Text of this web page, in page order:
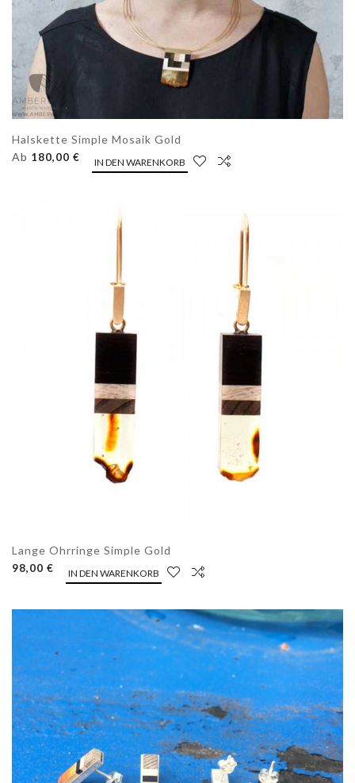
Halskette Simple Mosaik Gold
Ab 180,00 € IN DEN WARENKORB
Lange Ohrringe Simple Gold
98,00 € IN DEN WARENKORB